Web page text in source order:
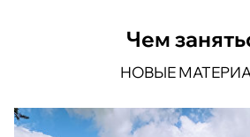
Чем
НОВЫЕ